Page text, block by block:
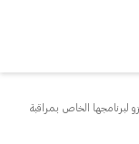
لبرنامجها الخاص بمراقبة